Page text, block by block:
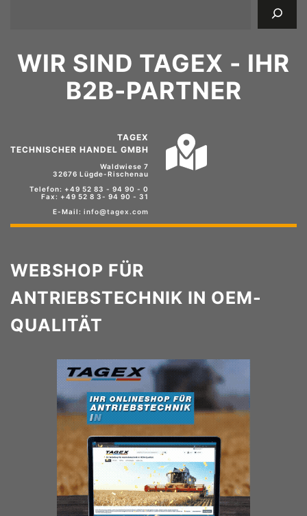
WIR SIND TAGEX - IHR
B2B-PARTNER
TAGEX
TECHNISCHER HANDEL GMBH
Waldwiese 7
32676 Lügde-Rischenau
Telefon: +49 52 83 - 94 90 - 0
Fax: +49 52 8 3- 94 90 - 31
E-Mail: info@tagex.com
WEBSHOP FÜR
ANTRIEBSTECHNIK IN OEM-
QUALITÄT